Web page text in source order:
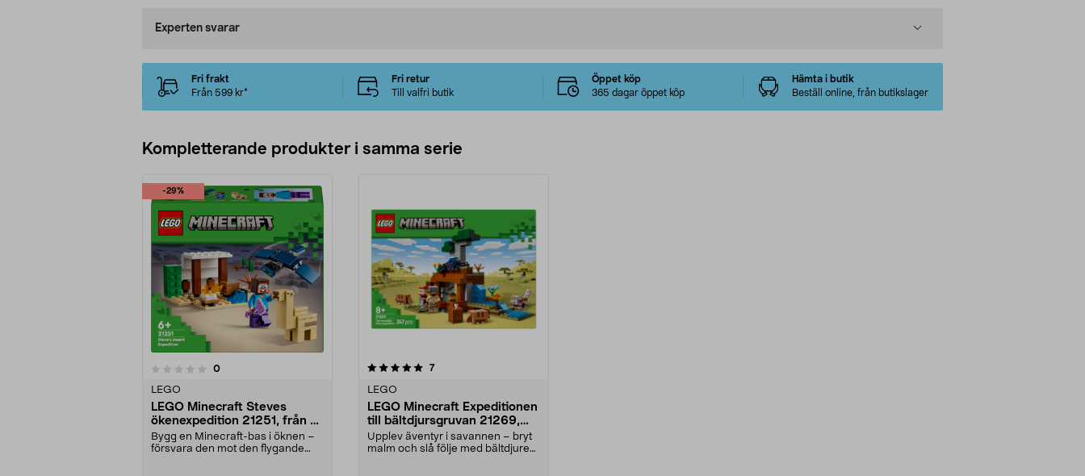
Experten svarar
Fri frakt
Från 599 kr*
Fri retur
Till valfri butik
Öppet köp
365 dagar öppet köp
Hämta i butik
Beställ online, från butikslager
Kompletterande produkter i samma serie
-29%
0recensioner
LEGO
LEGO Minecraft Steves
ökenexpedition 21251, från 6
år
Bygg en Minecraft-bas i öknen –
försvara den mot den flygande
5.0av 5 stjärnor 7recensioner
LEGO
LEGO Minecraft Expeditionen
till bältdjursgruvan 21269,
från 8 år
Upplev äventyr i savannen – bryt
malm och slå följe med bältdjuren.